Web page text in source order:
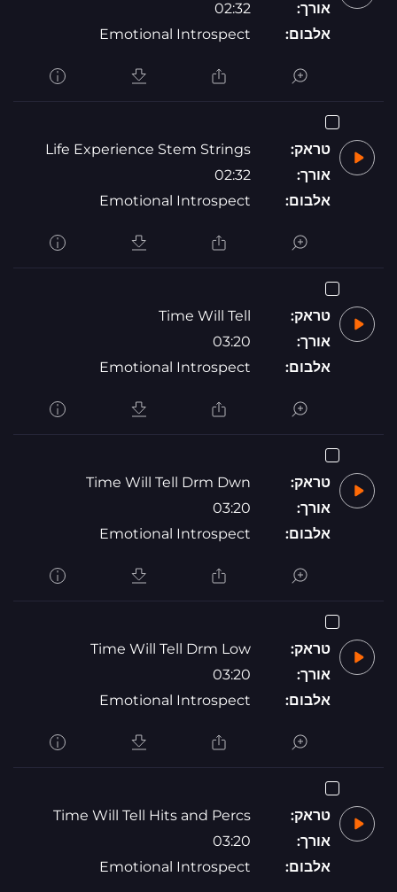
אורך:
02:32
אלבום:
Emotional Introspect
טראק:
Life Experience Stem Strings
אורך:
02:32
אלבום:
Emotional Introspect
טראק:
Time Will Tell
אורך:
03:20
אלבום:
Emotional Introspect
טראק:
Time Will Tell Drm Dwn
אורך:
03:20
אלבום:
Emotional Introspect
טראק:
Time Will Tell Drm Low
אורך:
03:20
אלבום:
Emotional Introspect
טראק:
Time Will Tell Hits and Percs
אורך:
03:20
אלבום:
Emotional Introspect